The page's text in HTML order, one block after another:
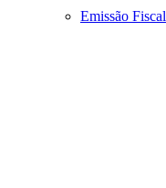
Emissão Fiscal